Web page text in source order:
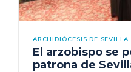
ARCHIDIÓCESIS DE SEVILLA
El arzobispo se
patrona de